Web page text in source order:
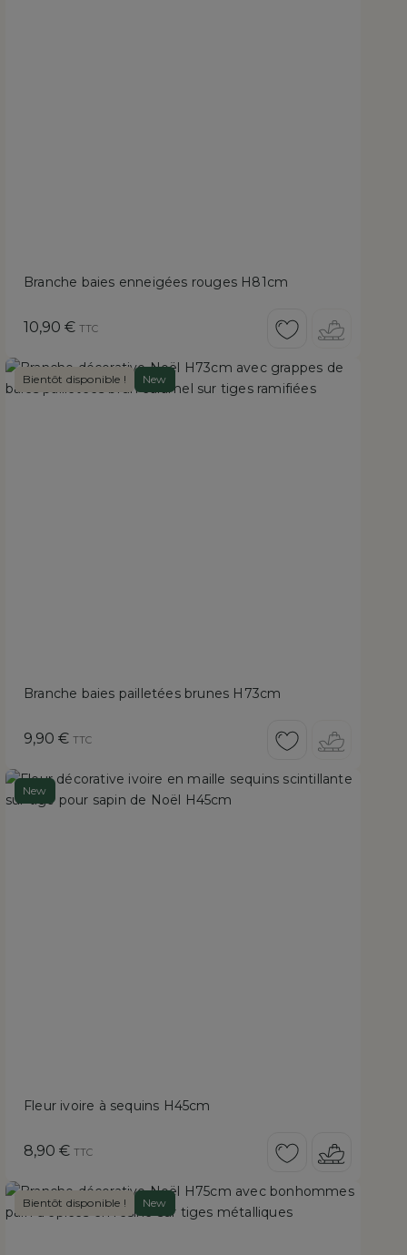
Branche baies enneigées rouges H81cm
Prix
10,90 € TTC
Bientôt disponible ! New
Branche baies pailletées brunes H73cm
Prix
9,90 € TTC
New
Fleur ivoire à sequins H45cm
Prix
8,90 € TTC
Bientôt disponible ! New